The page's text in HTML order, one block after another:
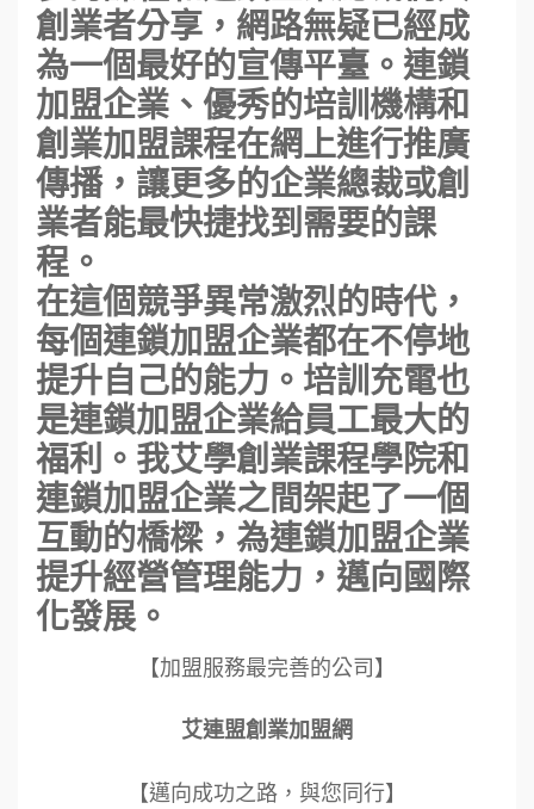
創業者分享，網路無疑已經成
為一個最好的宣傳平臺。連鎖
加盟企業、優秀的培訓機構和
創業加盟課程在網上進行推廣
傳播，讓更多的企業總裁或創
業者能最快捷找到需要的課
程。
在這個競爭異常激烈的時代，
每個連鎖加盟企業都在不停地
提升自己的能力。培訓充電也
是連鎖加盟企業給員工最大的
福利。我艾學創業課程學院和
連鎖加盟企業之間架起了一個
互動的橋樑，為連鎖加盟企業
提升經營管理能力，邁向國際
化發展。
【加盟服務最完善的公司】
艾連盟創業加盟網
【邁向成功之路，與您同行】